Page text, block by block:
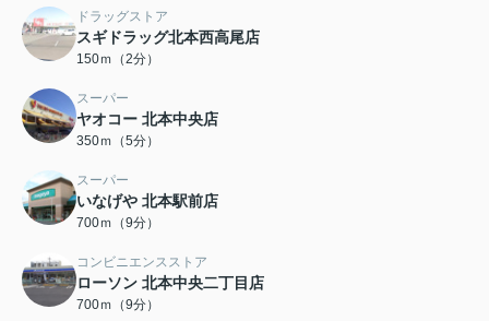
ドラッグストア
スギドラッグ北本西高尾店
150ｍ（2分）
スーパー
ヤオコー 北本中央店
350ｍ（5分）
スーパー
いなげや 北本駅前店
700ｍ（9分）
コンビニエンスストア
ローソン 北本中央二丁目店
700ｍ（9分）